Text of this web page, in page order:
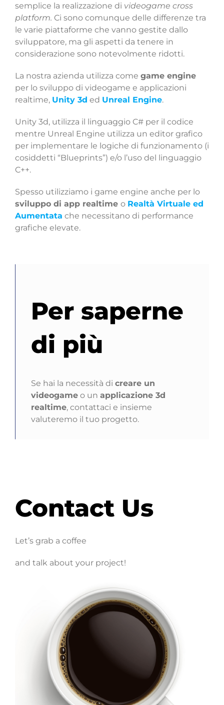
semplice la realizzazione di videogame cross
platform. Ci sono comunque delle differenze tra
le varie piattaforme che vanno gestite dallo
sviluppatore, ma gli aspetti da tenere in
considerazione sono notevolmente ridotti.
La nostra azienda utilizza come game engine
per lo sviluppo di videogame e applicazioni
realtime, Unity 3d ed Unreal Engine.
Unity 3d, utilizza il linguaggio C# per il codice
mentre Unreal Engine utilizza un editor grafico
per implementare le logiche di funzionamento (i
cosiddetti “Blueprints”) e/o l’uso del linguaggio
C++.
Spesso utilizziamo i game engine anche per lo
sviluppo di app realtime o Realtà Virtuale ed
Aumentata che necessitano di performance
grafiche elevate.
Per saperne
di più
Se hai la necessità di creare un
videogame o un applicazione 3d
realtime, contattaci e insieme
valuteremo il tuo progetto.
Contact Us
Let’s grab a coffee
and talk about your project!